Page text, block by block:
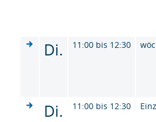
Di. 11:00 bis 12:30
Di. 11:00 bis 12:30